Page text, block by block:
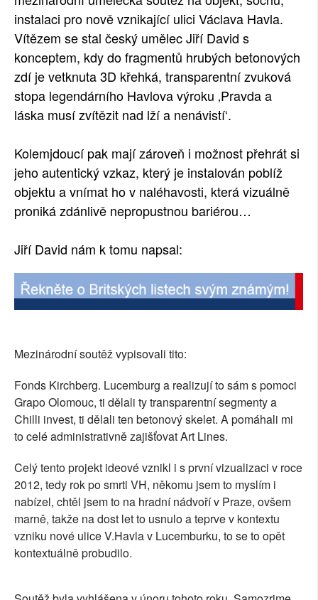
SOCIÁLNÍ SÍTĚ
RUBRIKY
PLNÁ VERZE STRÁNEK
instalaci pro nově vznikající ulici Václava Havla.
Vítězem se stal český umělec Jiří David s
konceptem, kdy do fragmentů hrubých betonových
zdí je vetknuta 3D křehká, transparentní zvuková
stopa legendárního Havlova výroku ‚Pravda a
láska musí zvítězit nad lží a nenávistí‘.
Kolemjdoucí pak mají zároveň i možnost přehrát si
jeho autentický vzkaz, který je instalován poblíž
objektu avnímat ho v naléhavosti, která vizuálně
proniká zdánlivě nepropustnou bariérou…
Jiří David nám k tomu napsal:
Mezinárodní soutěž vypisovali tito:
Fonds Kirchberg. Lucemburg a realizují to sám s pomoci
Grapo Olomouc, ti dělali ty transparentní segmenty a
Chilli invest, ti dělali ten betonový skelet. A pomáhali mi
to celé administrativně zajišťovat Art Lines.
Celý tento projekt ideové vznikl i s první vizualizaci v roce
2012, tedy rok po smrti VH, někomu jsem to myslím i
nabízel, chtěl jsem to na hradní nádvoří v Praze, ovšem
marně, takže na dost let to usnulo a teprve v kontextu
vzniku nové ulice V.Havla v Lucemburku, to se to opět
kontextuálně probudilo.